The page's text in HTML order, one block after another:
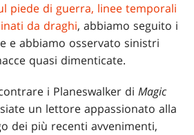
piede di guerra, linee temporali
da draghi, abbiamo seguito i
e abbiamo osservato sinistri
quasi dimenticate.
i Planeswalker diMagic
un lettore appassionato alla
dei più recenti avvenimenti,